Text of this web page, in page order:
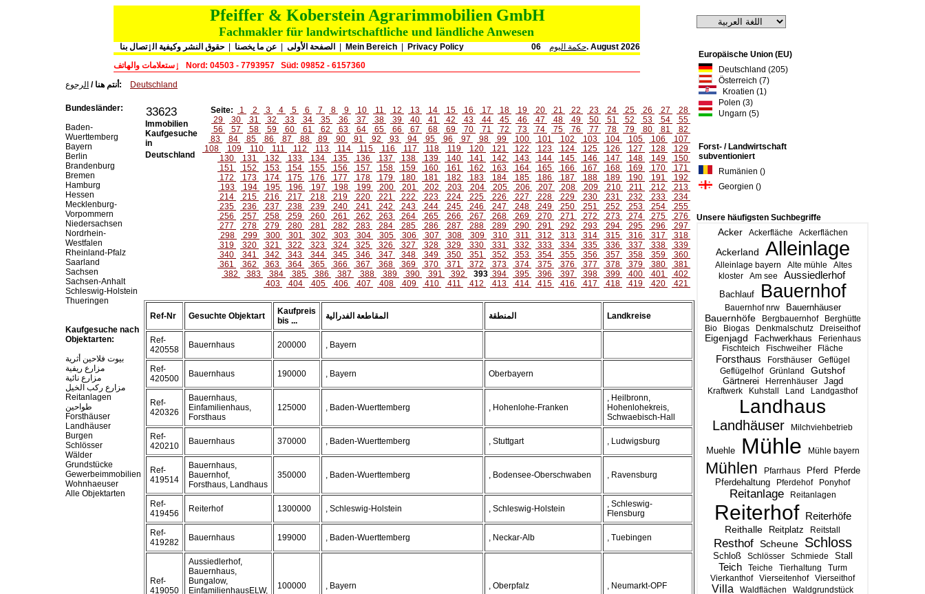
Pfeiffer & Koberstein Agrarimmobilien GmbH
Fachmakler für landwirtschaftliche und ländliche Anwesen
الصفحة الأولى |عن ما يخصنا |حقوق النشر وكيفية الٳتصال بنا Mein Bereich Privacy Policy حكمة اليوم06. August 2026
Nord: 04503 - 7793957 Süd: 09852 - 6157360
Europäische Union (EU)
Deutschland (205)
Österreich (7)
Kroatien (1)
Polen (3)
Ungarn (5)
Forst- / Landwirtschaft
subventioniert
Rumänien ()
Georgien ()
Unsere häufigsten Suchbegriffe
Acker Ackerfläche Ackerflächen
Ackerland Alleinlage
Alleinlage bayern Alte mühle
Altes
kloster
Am see Aussiedlerhof
Bachlauf Bauernhof
Bauernhof nrw Bauernhäuser
Bauernhöfe Bergbauernhof
Berghütte
Bio
Biogas Denkmalschutz Dreiseithof
Eigenjagd Fachwerkhaus
Ferienhaus
Fischteich
Fischweiher Fläche
Forsthaus Forsthäuser
Geflügel
Geflügelhof
Grünland
Gutshof
Gärtnerei
Herrenhäuser Jagd
Kraftwerk Kuhstall Land Landgasthof
Landhaus
Landhäuser Milchviehbetrieb
Muehle Mühle Mühle bayern
Mühlen Pfarrhaus Pferd Pferde
Pferdehaltung Pferdehof Ponyhof
Reitanlage Reitanlagen
Reiterhof Reiterhöfe
Reithalle Reitplatz Reitstall
Resthof Scheune Schloss
Schloß Schlösser Schmiede Stall
Teich Teiche Tierhaltung
Turm
Vierkanthof
Vierseitenhof Vierseithof
Villa Waldflächen Waldgrundstück
أنتم هنا / الرجوع : Deutschland
Bundesländer:
Baden-
Wuerttemberg
Bayern
Berlin
Brandenburg
Bremen
Hamburg
Hessen
Mecklenburg-
Vorpommern
Niedersachsen
Nordrhein-
Westfalen
Rheinland-Pfalz
Saarland
Sachsen
Sachsen-Anhalt
Schleswig-Holstein
Thueringen
Kaufgesuche nach
Objektarten:
بيوت فلاحين أثرية
مزارع ريفية
مزارع نائية
مزارع ركب الخيل
Reitanlagen
طواحين
Forsthäuser
Landhäuser
Burgen
Schlösser
Wälder
Grundstücke
Gewerbeimmobilien
Wohnhaeuser
Alle Objektarten
33623
Immobilien
Kaufgesuche
in
Deutschland
Seite: 1 2 3 4 5 6 7 8 9 10 11 12 13 14 15 16 17 18 19 20 21 22 23 24 25 26 27
28
29
30 31 32 33 34 35 36 37 38 39 40 41 42 43 44 45 46 47 48 49 50 51 52 53 54
55
56
57 58 59 60 61 62 63 64 65 66 67 68 69 70 71 72 73 74 75 76 77 78 79 80 81
82
83
84 85 86 87 88 89 90 91 92 93 94 95 96 97 98 99 100 101 102 103 104 105 106
107
108
109 110 111 112 113 114 115 116 117 118 119 120 121 122 123 124 125 126 127 128
129
130
131 132 133 134 135 136 137 138 139 140 141 142 143 144 145 146 147 148 149
150
151
152 153 154 155 156 157 158 159 160 161 162 163 164 165 166 167 168 169 170
171
172
173 174 175 176 177 178 179 180 181 182 183 184 185 186 187 188 189 190 191
192
193
194 195 196 197 198 199 200 201 202 203 204 205 206 207 208 209 210 211 212
213
214
215 216 217 218 219 220 221 222 223 224 225 226 227 228 229 230 231 232 233
234
235
236 237 238 239 240 241 242 243 244 245 246 247 248 249 250 251 252 253 254
255
256
257 258 259 260 261 262 263 264 265 266 267 268 269 270 271 272 273 274 275
276
277
278 279 280 281 282 283 284 285 286 287 288 289 290 291 292 293 294 295 296
297
298
299 300 301 302 303 304 305 306 307 308 309 310 311 312 313 314 315 316 317
318
319
320 321 322 323 324 325 326 327 328 329 330 331 332 333 334 335 336 337 338
339
340
341 342 343 344 345 346 347 348 349 350 351 352 353 354 355 356 357 358 359
360
361
362 363 364 365 366 367 368 369 370 371 372 373 374 375 376 377 378 379 380
381
382
383 384 385 386 387 388 389 390 391 392 393 394 395 396 397 398 399 400 401
402
403
404 405 406 407 408 409 410 411 412 413 414 415 416 417 418 419 420 421
Ref-Nr Gesuchte Objektart
Kaufpreis
bis ...
المقاطعة الفدرالية المنطقة Landkreise
Ref-
420558
Bauernhaus 200000 , Bayern
Ref-
420500
Bauernhaus 190000 , Bayern Oberbayern
Ref-
420326
Bauernhaus,
Einfamilienhaus,
Forsthaus
125000 , Baden-Wuerttemberg , Hohenlohe-Franken
, Heilbronn,
Hohenlohekreis,
Schwaebisch-Hall
Ref-
420210
Bauernhaus 370000 , Baden-Wuerttemberg , Stuttgart , Ludwigsburg
Ref-
419514
Bauernhaus,
Bauernhof,
Forsthaus, Landhaus
350000 , Baden-Wuerttemberg , Bodensee-Oberschwaben , Ravensburg
Ref-
419456
Reiterhof 1300000 , Schleswig-Holstein , Schleswig-Holstein
, Schleswig-
Flensburg
Ref-
419282
Bauernhaus 199000 , Baden-Wuerttemberg , Neckar-Alb , Tuebingen
Ref-
419050
Aussiedlerhof,
Bauernhaus,
Bungalow,
EinfamilienhausELW,
100000 , Bayern , Oberpfalz , Neumarkt-OPF